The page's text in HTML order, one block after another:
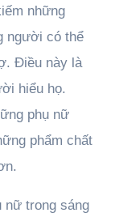
những
người có thể
Điều này là
hiểu họ.
phụ nữ
phẩm chất
nữ trong sáng